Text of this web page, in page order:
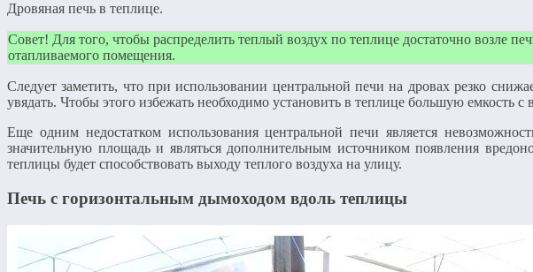
Дровяная печь в теплице.
Совет! Для того, чтобы распределить теплый воздух по теплице достаточно возле
отапливаемого помещения.
Следует заметить, что при использовании центральной печи на дровах резко
увядать. Чтобы этого избежать необходимо установить в теплице большую емкость с
Еще одним недостатком использования центральной печи является
значительную площадь и являться дополнительным источником появления
теплицы будет способствовать выходу теплого воздуха на улицу.
Печь с горизонтальным дымоходом вдоль теплицы